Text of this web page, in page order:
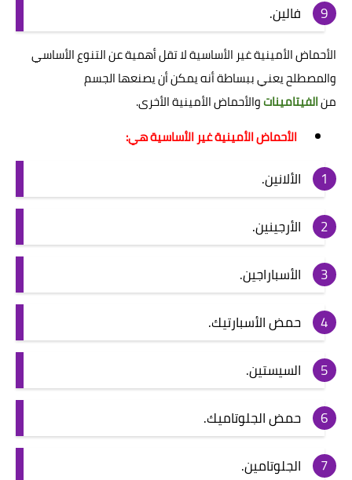
فالين.
الأحماض الأمينية غير الأساسية لا تقل أهمية عن التنوع الأساسي
والمصطلح يعني ببساطة أنه يمكن أن يصنعها الجسم
منالفيتاميناتوالأحماض الأمينية الأخرى.
الأحماض الأمينية غير الأساسية هي:
الألانين.
الأرجينين.
الأسباراجين.
حمض الأسبارتيك.
السيستين.
حمض الجلوتاميك.
الجلوتامين.